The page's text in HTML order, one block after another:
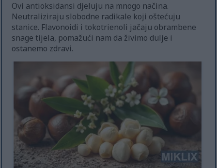
Ovi antioksidansi djeluju na mnogo načina.
Neutraliziraju slobodne radikale koji oštećuju
stanice. Flavonoidi i tokotrienoli jačaju obrambene
snage tijela, pomažući nam da živimo dulje i
ostanemo zdravi.